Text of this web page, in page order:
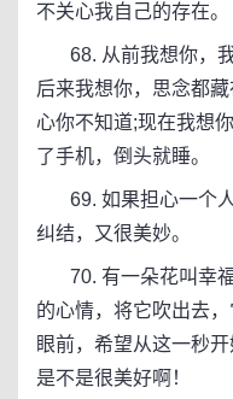
不关心我自己的存在。
68. 从前我想你，我
后来我想你，思念都
心你不知道;现在我想
了手机，倒头就睡。
69. 如果担心一个人
纠结，又很美妙。
70. 有一朵花叫幸福
的心情，将它吹出去
眼前，希望从这一秒
是不是很美好啊！